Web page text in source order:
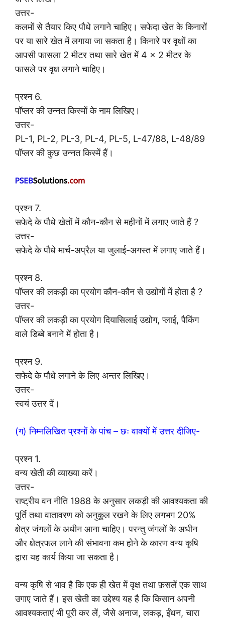
उत्तर-
कलमों से तैयार किए पौधे लगाने चाहिए। सफेदा खेत के किनारों
पर या सारे खेत में लगाया जा सकता है। किनारे पर वृक्षों का
आपसी फासला 2 मीटर तथा सारे खेत में 4 × 2 मीटर के
फासले पर वृक्ष लगाने चाहिए।
प्रश्न 6.
पॉप्लर की उन्नत किस्मों के नाम लिखिए।
उत्तर-
PL-1, PL-2, PL-3, PL-4, PL-5, L-47/88, L-48/89
पॉप्लर की कुछ उन्नत किस्में हैं।
प्रश्न 7.
सफेदे के पौधे खेतों में कौन-कौन से महीनों में लगाए जाते हैं ?
उत्तर-
सफेदे के पौधे मार्च-अप्रैल या जुलाई-अगस्त में लगाए जाते हैं।
प्रश्न 8.
पॉप्लर की लकड़ी का प्रयोग कौन-कौन से उद्योगों में होता है ?
उत्तर-
पॉप्लर की लकड़ी का प्रयोग दियासिलाई उद्योग, प्लाई, पैकिंग
वाले डिब्बे बनाने में होता है।
प्रश्न 9.
सफेदे के पौधे लगाने के लिए अन्तर लिखिए।
उत्तर-
स्वयं उत्तर दें।
(ग) निम्नलिखित प्रश्नों के पांच – छः वाक्यों में उत्तर दीजिए-
प्रश्न 1.
वन्य खेती की व्याख्या करें।
उत्तर-
राष्ट्रीय वन नीति 1988 के अनुसार लकड़ी की आवश्यकता की
पूर्ति तथा वातावरण को अनुकूल रखने के लिए लगभग 20%
क्षेत्र जंगलों के अधीन आना चाहिए। परन्तु जंगलों के अधीन
और क्षेत्रफल लाने की संभावना कम होने के कारण वन्य कृषि
द्वारा यह कार्य किया जा सकता है।
वन्य कृषि से भाव है कि एक ही खेत में वृक्ष तथा फ़सलें एक साथ
उगाए जाते हैं। इस खेती का उद्देश्य यह है कि किसान अपनी
आवश्यकताएं भी पूरी कर लें, जैसे अनाज, लकड़, ईंधन, चारा